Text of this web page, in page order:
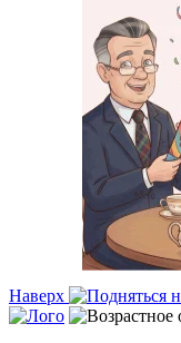
Наверх